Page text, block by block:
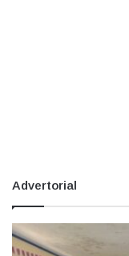
Advertorial